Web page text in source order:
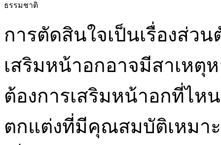
ธรรมชาติ
การตัดสินใจเป็นเรื่องส่ว
เสริมหน้าอกอาจมีสาเหตุ
ต้องการเสริมหน้าอกที่ไ
ตกแต่งที่มีคุณสมบัติเหมา